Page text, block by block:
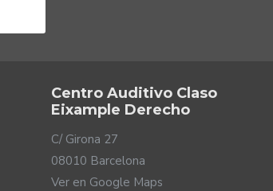
Centro Auditivo Claso
Eixample Derecho
C/ Girona 27
08010 Barcelona
Ver en Google Maps